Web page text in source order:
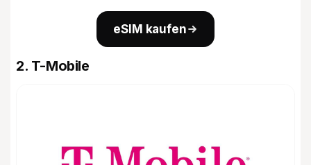
eSIM kaufen
2. T-Mobile